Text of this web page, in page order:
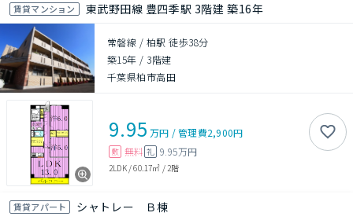
賃貸マンション 東武野田線 豊四季駅 3階建 築16年
常磐線 / 柏駅 徒歩38分
築15年 / 3階建
千葉県柏市高田
9.95 万円 /管理費2,900円
敷 無料 礼 9.95万円
2LDK/60.17㎡ / 2階
賃貸アパート シャトレー Ｂ棟